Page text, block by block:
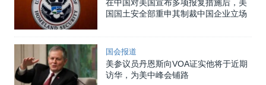
在中国对美国宣布多项报复措施后，美
国国土安全部重申其制裁中国企业立场
国会报道
美参议员丹恩斯向VOA证实他将于近期
访华，为美中峰会铺路